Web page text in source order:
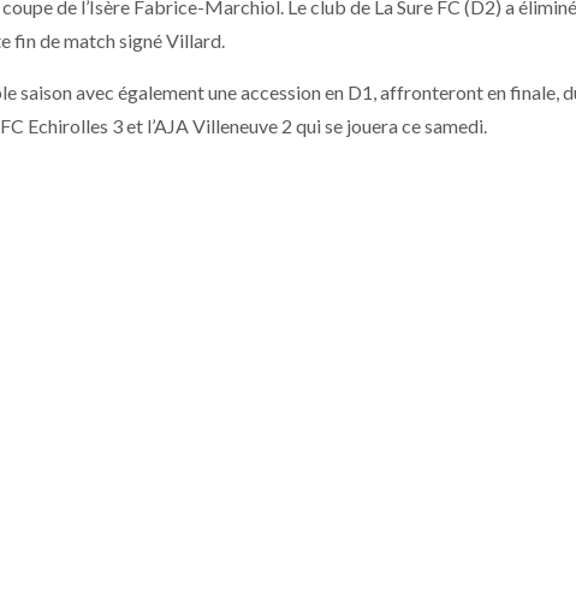
de l’Isère Fabrice-Marchiol. Le club de La Sure FC (D2) a
fin de match signé Villard.
saison avec également une accession en D1, affronteront en finale,
Echirolles 3 et l’AJA Villeneuve 2 qui se jouera ce samedi.